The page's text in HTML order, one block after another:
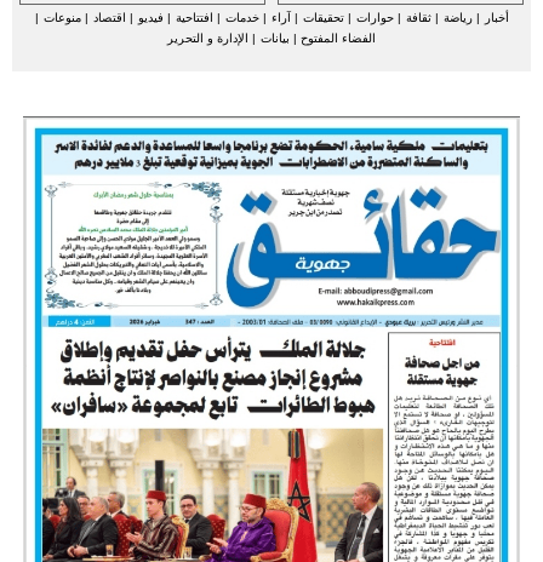
أخبار |رياضة |ثقافة |حوارات |تحقيقات | آراء |خدمات | افتتاحية | فيديو | اقتصاد |منوعات |
الفضاء المفتوح | بيانات | الإدارة و التحرير